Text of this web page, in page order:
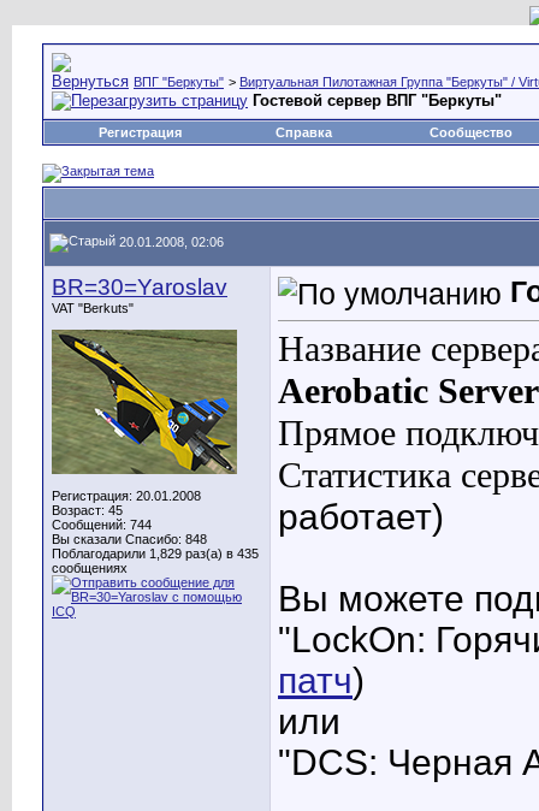
ВПГ "Беркуты" > Виртуальная Пилотажная Группа "Беркуты" /
Гостевой сервер ВПГ "Беркуты"
Регистрация Справка Сообщество
20.01.2008, 02:06
BR=30=Yaroslav
VAT "Berkuts"
Регистрация: 20.01.2008
Возраст: 45
Сообщений: 744
Вы сказали Спасибо: 848
Поблагодарили 1,829 раз(а) в 435
сообщениях
Название
Aerobatic Server
Прямое
Статистика
работает)
Вы можете
"LockOn:
патч)
или
"DCS: Черная